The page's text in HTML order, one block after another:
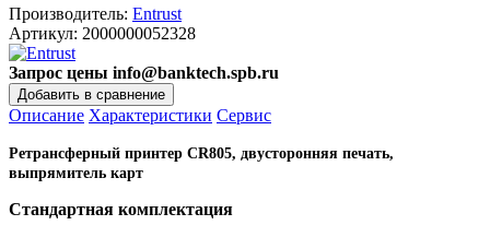
Производитель: Entrust
Артикул: 2000000052328
Запрос цены info@banktech.spb.ru
Описание Характеристики Сервис
Ретрансферный принтер CR805, двусторонняя печать,
выпрямитель карт
Стандартная комплектация